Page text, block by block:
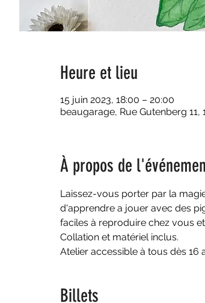
Heure et lieu
15 juin 2023, 18:00 – 20:00
beaugarage, Rue Gutenberg 11,
À propos de
Laissez-vous porter par la
d'apprendre a jouer avec des
faciles à reproduire chez vous
Collation et matériel inclus.
Atelier accessible à tous dès 16
Billets